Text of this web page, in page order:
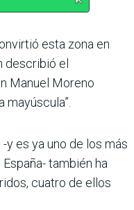
esta zona en
describió el
Manuel Moreno
mayúscula”.
y es ya uno de los más
también ha
cuatro de ellos